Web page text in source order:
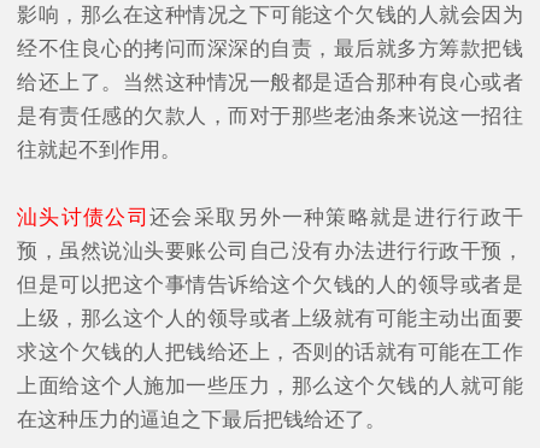
影响，那么在这种情况之下可能这个欠钱的人就会因为
经不住良心的拷问而深深的自责，最后就多方筹款把钱
给还上了。当然这种情况一般都是适合那种有良心或者
是有责任感的欠款人，而对于那些老油条来说这一招往
往就起不到作用。
汕头讨债公司 还会采取另外一种策略就是进行行政干
预，虽然说汕头要账公司自己没有办法进行行政干预，
但是可以把这个事情告诉给这个欠钱的人的领导或者是
上级，那么这个人的领导或者上级就有可能主动出面要
求这个欠钱的人把钱给还上，否则的话就有可能在工作
上面给这个人施加一些压力，那么这个欠钱的人就可能
在这种压力的逼迫之下最后把钱给还了。